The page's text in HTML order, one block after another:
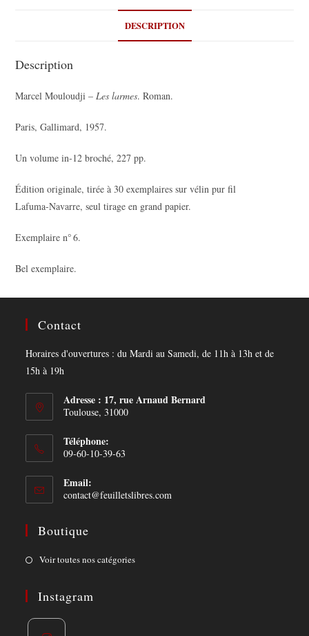
DESCRIPTION
Description
Marcel Mouloudji –Les larmes. Roman.
Paris, Gallimard, 1957.
Un volume in‑12 broché, 227 pp.
Édition originale, tirée à 30 exemplaires sur vélin pur fil
Lafuma‑Navarre, seul tirage en grand papier.
Exemplaire n° 6.
Bel exemplaire.
Contact
Horaires d'ouvertures : du Mardi au Samedi, de 11h à 13h et de
15h à 19h
Adresse : 17, rue Arnaud Bernard
Toulouse, 31000
Téléphone:
09-60-10-39-63
Email:
contact@feuilletslibres.com
Boutique
Voir toutes nos catégoriesOpens
Instagram